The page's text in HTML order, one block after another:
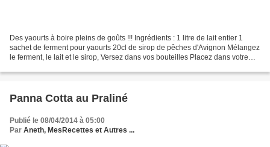
Des yaourts à boire pleins de goûts !!! Ingrédients : 1 litre de lait entier 1
sachet de ferment pour yaourts 20cl de sirop de pêches d'Avignon Mélangez
le ferment, le lait et le sirop, Versez dans vos bouteilles Placez dans votre
Panna Cotta au Praliné
Publié le 08/04/2014 à 05:00
Par Aneth, MesRecettes et Autres ...